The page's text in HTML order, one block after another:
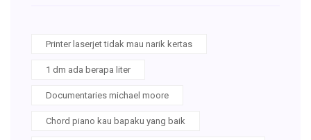
Printer laserjet tidak mau narik kertas
1 dm ada berapa liter
Documentaries michael moore
Chord piano kau bapaku yang baik